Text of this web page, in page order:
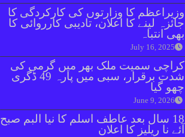
وزیراعظم کا وزارتوں کی کارکردگی کا
جائزہ لینے کا اعلان، تادیبی کارروائی کا
بھی انتباہ
July 16, 2025
کراچی سمیت ملک بھر میں گرمی کی
شدت برقرار، سبی میں پارہ 49 ڈگری
چھو گیا
June 9, 2026
18 سال بعد عاطف اسلم کا نیا البم صبح
آئے نا ریلیز کا اعلان